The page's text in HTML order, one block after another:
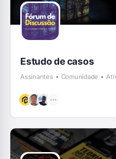
Estudo de casos
Assinantes Comunidade